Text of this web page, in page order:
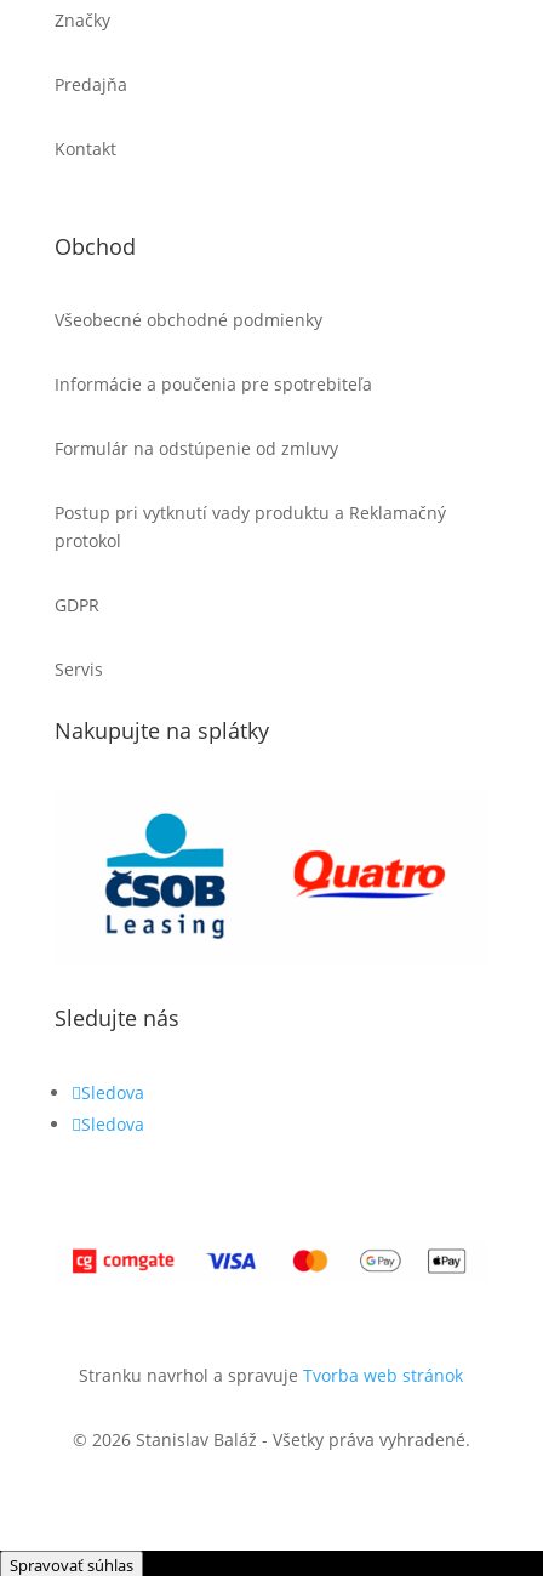
Značky
Predajňa
Kontakt
Obchod
Všeobecné obchodné podmienky
Informácie a poučenia pre spotrebiteľa
Formulár na odstúpenie od zmluvy
Postup pri vytknutí vady produktu a Reklamačný
protokol
GDPR
Servis
Nakupujte na splátky
Sledujte nás
Sledova
Sledova
Stranku navrhol a spravujeTvorba web stránok
© 2026 Stanislav Baláž - Všetky práva vyhradené.
Spravovať súhlas